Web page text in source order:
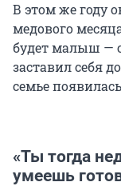
В этом же году
медового
будет малыш —
заставил себя
семье
«Ты тогда
умеешь